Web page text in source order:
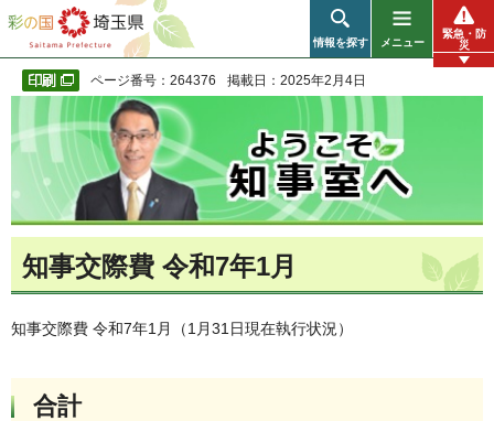
彩の国 埼玉県
情報を探す メニュー
緊急・防
災
ページ番号：264376 掲載日：2025年2月4日
知事交際費 令和7年1月
知事交際費 令和7年1月（1月31日現在執行状況）
合計